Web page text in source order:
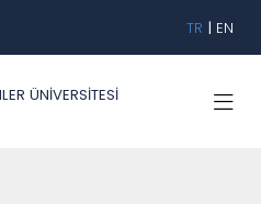
TR | EN
ÜNİVERSİTESİ